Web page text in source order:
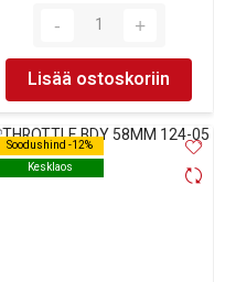
Lisää ostoskoriin
Soodushind -12%
Kesklaos
Soodushind -12%
Kesklaos